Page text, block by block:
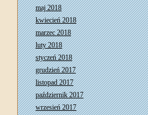
maj 2018
kwiecień 2018
marzec 2018
luty 2018
styczeń 2018
grudzień 2017
listopad 2017
październik 2017
wrzesień 2017